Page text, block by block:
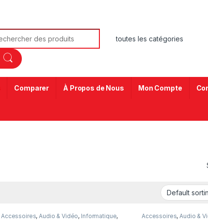
Comparer À Propos de Nous Mon Compte
Accessoires, Audio & Vidéo, Informatique,
Accessoires, Audio &